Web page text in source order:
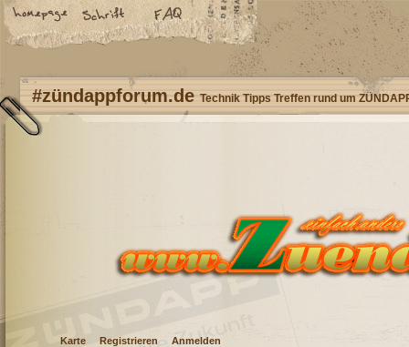
#zündappforum.de Technik Tipps Treffen rund um
Karte Registrieren Anmelden